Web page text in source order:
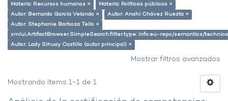
Materia: Recursos humanos ×
Materia: Políticas públicas ×
Autor: Bernardo García Velando ×
Autor: Anahí Chávez Ruesta ×
Autor: Stephanie Barboza Tello ×
xmlui.ArtifactBrowser.SimpleSearch.filter.type: info:eu-repo/semantics/
Autor: Lady Sihuay Castillo (autor principal) ×
Mostrar filtros avanzados
Mostrando ítems 1-1 de 1